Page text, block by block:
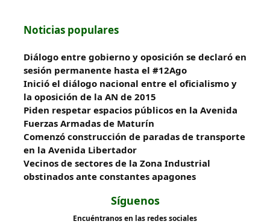
Noticias populares
Diálogo entre gobierno y oposición se declaró en
sesión permanente hasta el #12Ago
Inició el diálogo nacional entre el oficialismo y
la oposición de la AN de 2015
Piden respetar espacios públicos en la Avenida
Fuerzas Armadas de Maturín
​Comenzó construcción de paradas de transporte
en la Avenida Libertador
Vecinos de sectores de la Zona Industrial
obstinados ante constantes apagones
Síguenos
Encuéntranos en las redes sociales